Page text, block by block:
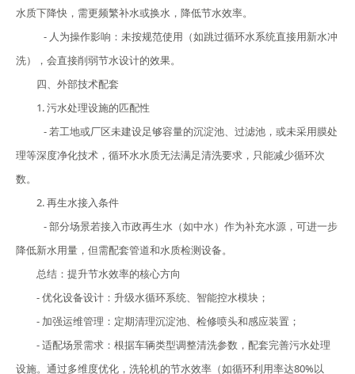
水质下降快，需更频繁补水或换水，降低节水效率。
- 人为操作影响：未按规范使用（如跳过循环水系统直接用新水冲
洗），会直接削弱节水设计的效果。
四、外部技术配套
1. 污水处理设施的匹配性
- 若工地或厂区未建设足够容量的沉淀池、过滤池，或未采用膜处
理等深度净化技术，循环水水质无法满足清洗要求，只能减少循环次
数。
2. 再生水接入条件
- 部分场景若接入市政再生水（如中水）作为补充水源，可进一步
降低新水用量，但需配套管道和水质检测设备。
总结：提升节水效率的核心方向
- 优化设备设计：升级水循环系统、智能控水模块；
- 加强运维管理：定期清理沉淀池、检修喷头和感应装置；
- 适配场景需求：根据车辆类型调整清洗参数，配套完善污水处理
设施。通过多维度优化，洗轮机的节水效率（如循环利用率达80%以